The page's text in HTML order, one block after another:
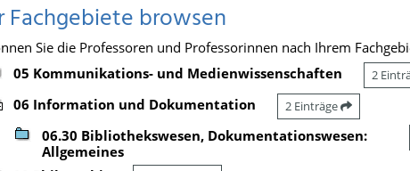
Fachgebiete browsen
Sie die Professoren und Professorinnen nach Ihrem
05 Kommunikations- und Medienwissenschaften
2
06 Information und Dokumentation 2 Einträge
06.30 Bibliothekswesen, Dokumentationswesen:
Allgemeines